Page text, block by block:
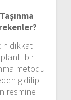
Taşınma
dikkat
bir
metodu
gidilip
resmine